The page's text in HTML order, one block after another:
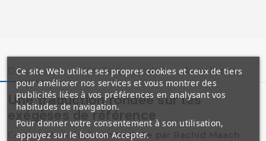
Description Détails du produit Avis clients
Une traduction fondée sur les
exégèses de référence
Cette édition duCoran traduite par Rachid Maach
Ce site Web utilise ses propres cookies et ceux de tiers
pour améliorer nos services et vous montrer des
publicités liées à vos préférences en analysant vos
habitudes de navigation.
Pour donner votre consentement à son utilisation,
appuyez sur le bouton Accepter.